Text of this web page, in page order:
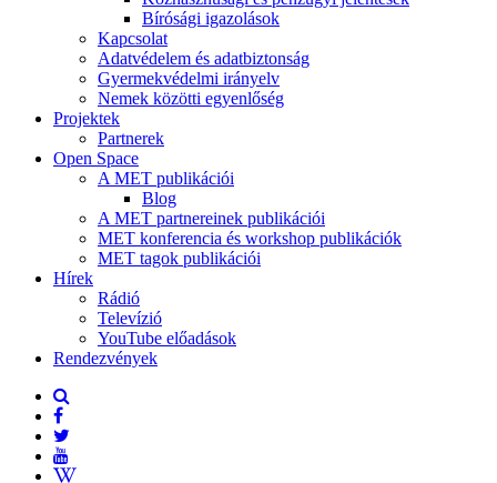
Bírósági igazolások
Kapcsolat
Adatvédelem és adatbiztonság
Gyermekvédelmi irányelv
Nemek közötti egyenlőség
Projektek
Partnerek
Open Space
A MET publikációi
Blog
A MET partnereinek publikációi
MET konferencia és workshop publikációk
MET tagok publikációi
Hírek
Rádió
Televízió
YouTube előadások
Rendezvények